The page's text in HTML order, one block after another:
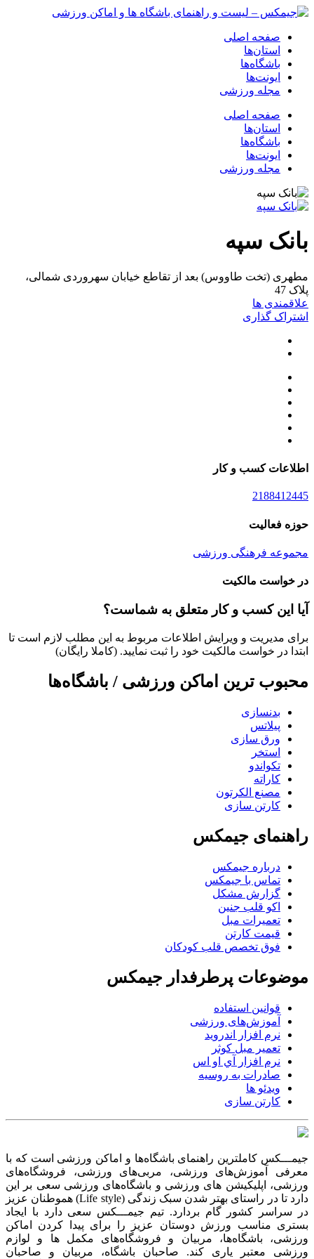
صفحه اصلی
استان‌ها
باشگاه‌ها
ایونت‌ها
مجله ورزشی
صفحه اصلی
استان‌ها
باشگاه‌ها
ایونت‌ها
مجله ورزشی
بانک سپه
مطهری (تخت طاووس) بعد از تقاطع خیابان سهروردی شمالی،
پلاک 47
علاقمندی ها
اشتراک گذاری
اطلاعات کسب و کار
2188412445
حوزه فعالیت
مجموعه فرهنگی ورزشی
در خواست مالکیت
آیا این کسب و کار متعلق به شماست؟
برای مدیریت و ویرایش اطلاعات مربوط به این مطلب لازم است تا
ابتدا در خواست مالکیت خود را ثبت نمایید. (کاملا رایگان)
محبوب ترین اماکن ورزشی / باشگاه‌ها
بدنسازی
پیلاتس
ورق سازی
استخر
تکواندو
کاراته
مصنع الکرتون
کارتن سازی
راهنمای جیمکس
درباره جیمکس
تماس با جیمکس
گزارش مشکل
اکو قلب جنین
تعمیرات مبل
قیمت کارتن
فوق تخصص قلب کودکان
موضوعات پرطرفدار جیمکس
قوانین استفاده
آموزش‌های ورزشی
نرم افزار اندروید
تعمیر مبل کوثر
نرم افزار آي او اس
صادرات به روسیه
ویدئو ها
کارتن سازی
جیمـــکس کاملترین راهنمای باشگاه‌ها و اماکن ورزشی است که با
معرفی آموزش‌های ورزشی، مربی‌های ورزشی، فروشگاه‌های
ورزشی، اپلیکیشن های ورزشی و باشگاه‌های ورزشی سعی بر این
دارد تا در راستای بهتر شدن سبک زندگی (Life style) هموطنان عزیز
در سراسر کشور گام بردارد. تیم جیمـــکس سعی دارد با ایجاد
بستری مناسب ورزش دوستان عزیز را برای پیدا کردن اماکن
ورزشی، باشگاه‌ها، مربیان و فروشگاه‌های مکمل ها و لوازم
ورزشی معتبر یاری کند. صاحبان باشگاه‌، مربیان و صاحبان